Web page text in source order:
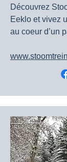
Découvrez
Eeklo et vivez
au coeur d’un